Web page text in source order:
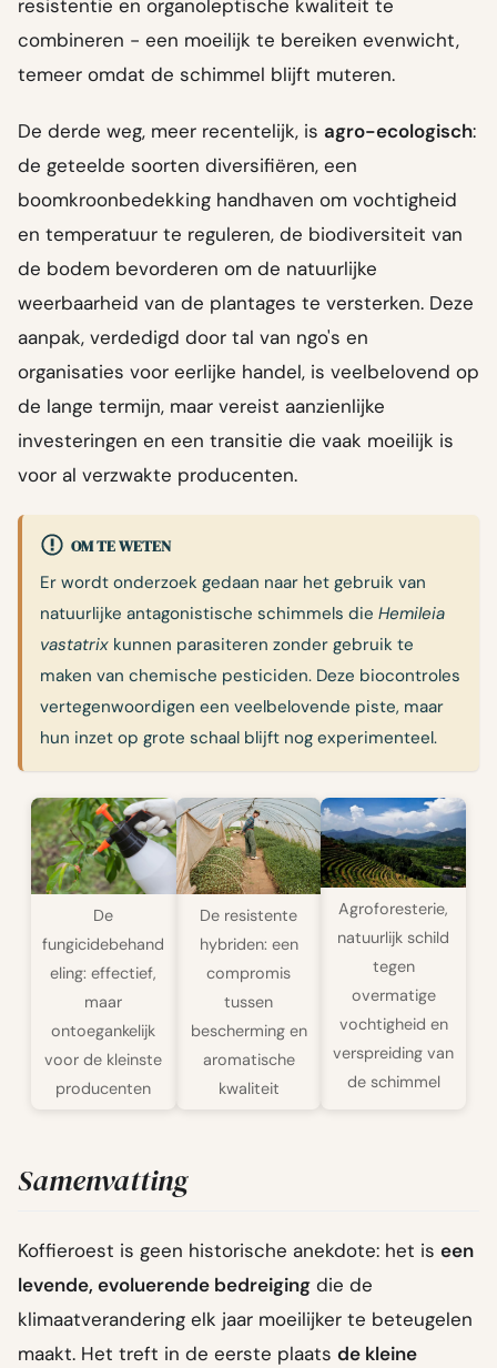
resistentie en organoleptische kwaliteit te
combineren - een moeilijk te bereiken evenwicht,
temeer omdat de schimmel blijft muteren.
De derde weg, meer recentelijk, is agro-ecologisch:
de geteelde soorten diversifiëren, een
boomkroonbedekking handhaven om vochtigheid
en temperatuur te reguleren, de biodiversiteit van
de bodem bevorderen om de natuurlijke
weerbaarheid van de plantages te versterken. Deze
aanpak, verdedigd door tal van ngo's en
organisaties voor eerlijke handel, is veelbelovend op
de lange termijn, maar vereist aanzienlijke
investeringen en een transitie die vaak moeilijk is
voor al verzwakte producenten.
OM TE WETEN
Er wordt onderzoek gedaan naar het gebruik van
natuurlijke antagonistische schimmels die Hemileia
vastatrix kunnen parasiteren zonder gebruik te
maken van chemische pesticiden. Deze biocontroles
vertegenwoordigen een veelbelovende piste, maar
hun inzet op grote schaal blijft nog experimenteel.
De
fungicidebehand
eling: effectief,
maar
ontoegankelijk
voor de kleinste
producenten
De resistente
hybriden: een
compromis
tussen
bescherming en
aromatische
kwaliteit
Agroforesterie,
natuurlijk schild
tegen
overmatige
vochtigheid en
verspreiding van
de schimmel
Samenvatting
Koffieroest is geen historische anekdote: het is een
levende, evoluerende bedreiging die de
klimaatverandering elk jaar moeilijker te beteugelen
maakt. Het treft in de eerste plaats de kleine